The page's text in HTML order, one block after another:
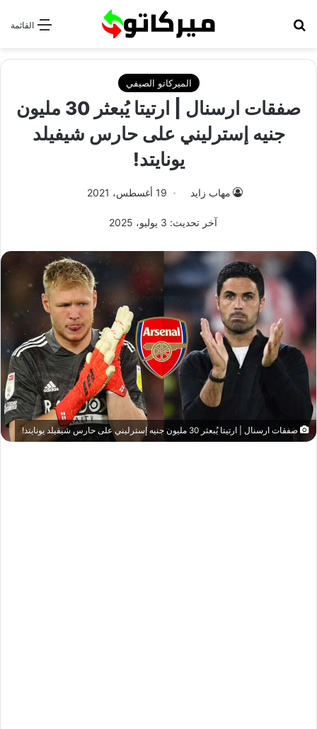
القائمة
الميركاتو الصيفي
صفقات ارسنال | ارتيتا يُبعثر 30 مليون
جنيه إسترليني على حارس شيفيلد
يونايتد!
مهاب زايد 19 أغسطس، 2021
آخر تحديث: 3 يوليو، 2025
صفقات ارسنال | ارتيتا يُبعثر 30 مليون جنيه إسترليني على حارس شيفيلد يونايتد!